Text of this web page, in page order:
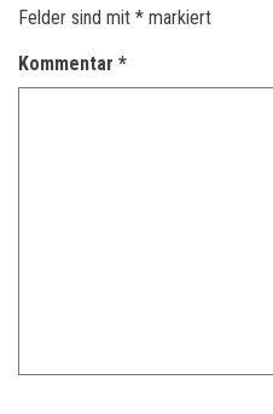
Felder sind mit * markiert
Kommentar *